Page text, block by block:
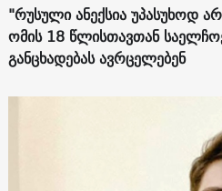
"რუსული ანექსია უპასუხოდ
ომის 18 წლისთავთან
განცხადებას ავრცელებენ